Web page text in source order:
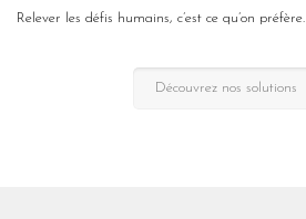
Relever les défis humains, c’est ce qu’on préfère.
Découvrez nos solutions